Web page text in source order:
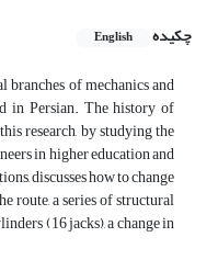
چکیده
English
of mechanics and
in Persian. The history of
research, by studying the
in higher education and
discusses how to change
route, a series of structural
(16 jacks), a change in